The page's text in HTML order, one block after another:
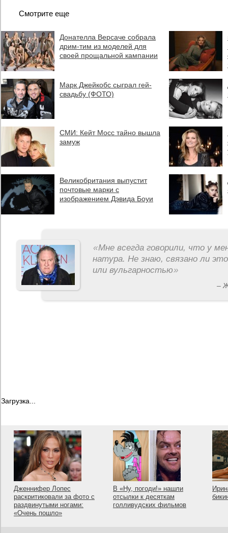
Смотрите еще
Донателла Версаче собрала
дрим-тим из моделей для
своей прощальной кампании
Марк Джейкобс сыграл гей-
свадьбу (ФОТО)
СМИ: Кейт Мосс тайно вышла
замуж
Великобритания выпустит
почтовые марки с
изображением Дэвида Боуи
«Мне всегда говорили, что у
натура. Не знаю, связано ли
или вульгарностью»
–
Загрузка...
Дженнифер Лопес
раскритиковали за фото с
раздвинутыми ногами:
«Очень пошло»
В «Ну, погоди!» нашли
отсылки к десяткам
голливудских фильмов